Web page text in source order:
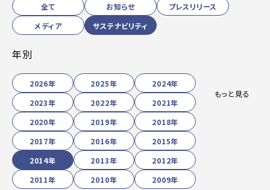
全て お知らせ
プレスリリース
メディア
サステナビリティ
年別
2026年 2025年
2024年
2023年
2022年
2021年
2020年
2019年
2018年
2017年
2016年
2015年
2014年
2013年
2012年
2011年
2010年 2009年
もっと見る